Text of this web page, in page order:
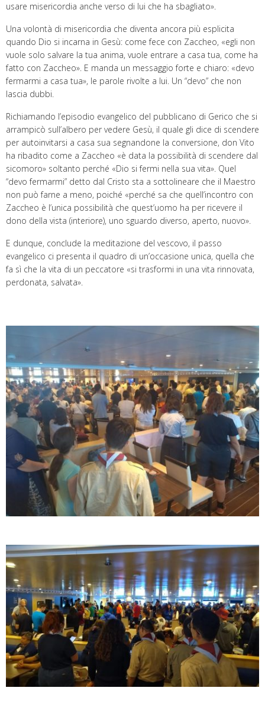
usare misericordia anche verso di lui che ha sbagliato».
Una volontà di misericordia che diventa ancora più esplicita
quando Dio si incarna in Gesù: come fece con Zaccheo, «egli non
vuole solo salvare la tua anima, vuole entrare a casa tua, come ha
fatto con Zaccheo». E manda un messaggio forte e chiaro: «devo
fermarmi a casa tua», le parole rivolte a lui. Un “devo” che non
lascia dubbi.
Richiamando l’episodio evangelico del pubblicano di Gerico che si
arrampicò sull’albero per vedere Gesù, il quale gli dice di scendere
per autoinvitarsi a casa sua segnandone la conversione, don Vito
ha ribadito come a Zaccheo «è data la possibilità di scendere dal
sicomoro» soltanto perché «Dio si fermi nella sua vita». Quel
“devo fermarmi” detto dal Cristo sta a sottolineare che il Maestro
non può farne a meno, poiché «perché sa che quell’incontro con
Zaccheo è l’unica possibilità che quest’uomo ha per ricevere il
dono della vista (interiore), uno sguardo diverso, aperto, nuovo».
E dunque, conclude la meditazione del vescovo, il passo
evangelico ci presenta il quadro di un’occasione unica, quella che
fa sì che la vita di un peccatore «si trasformi in una vita rinnovata,
perdonata, salvata».